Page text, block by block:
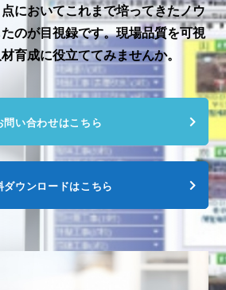
においてこれまで培ってきたノウ
のが目視録です。現場品質を可視
育成に役立ててみませんか。
問い合わせはこちら
ダウンロードはこちら